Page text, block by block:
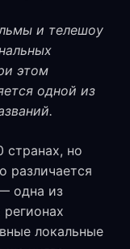
и телешоу
этом
одной из
странах, но
различается
одна из
локальные